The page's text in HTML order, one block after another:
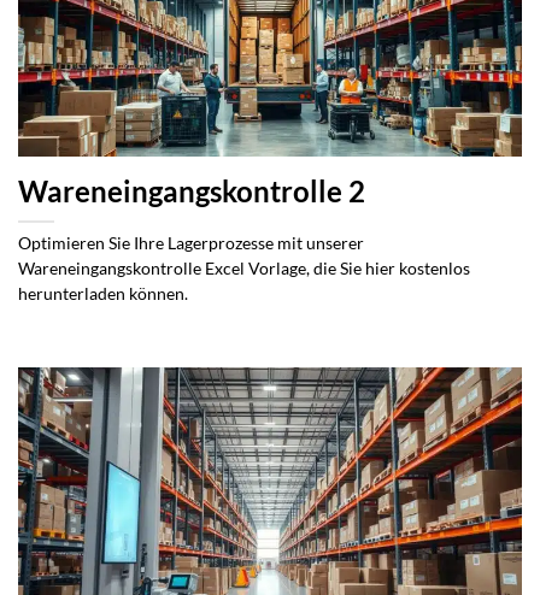
Wareneingangskontrolle 2
Optimieren Sie Ihre Lagerprozesse mit unserer
Wareneingangskontrolle Excel Vorlage, die Sie hier kostenlos
herunterladen können.